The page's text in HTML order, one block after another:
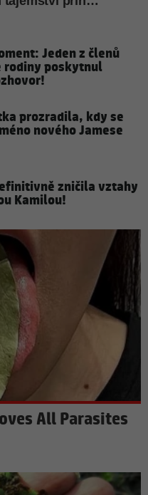
Jeden z členů
rodiny poskytnul
prozradila, kdy se
nového Jamese
zničila vztahy
Kamilou!
All Parasites